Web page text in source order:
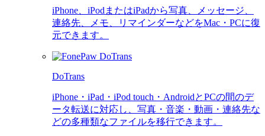
iPhone、iPodまたはiPadから写真、メッセージ、
連絡先、メモ、リマインダーなどをMac・PCに復
元できます。
DoTrans
iPhone・iPad・iPod touch・AndroidとPCの間のデ
ータ転送に対応し、写真・音楽・動画・連絡先な
どの多種類なファイルを移行できます。